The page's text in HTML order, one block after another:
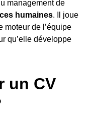
management de
humaines. Il joue
moteur de l’équipe
qu’elle développe
un CV